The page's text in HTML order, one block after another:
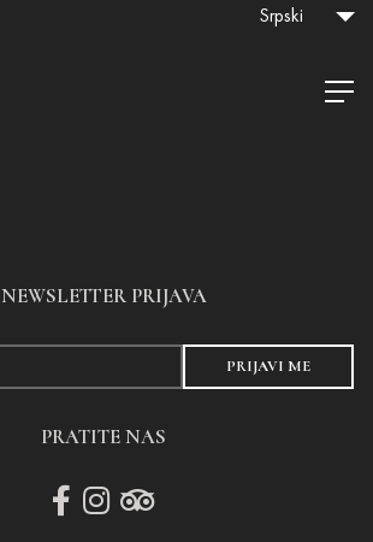
Srpski
NEWSLETTER PRIJAVA
PRIJAVI ME
PRATITE NAS